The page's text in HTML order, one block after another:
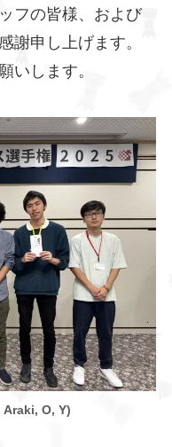
フの皆様、および
謝申し上げます。
いします。
Araki, O, Y)